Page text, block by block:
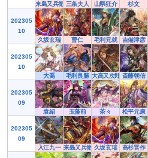
来島又兵衛 三条夫人 山県狂介 杉文
202305
10
久坂玄瑞
曹仁 毛利元就 吉備津彦
202305
10
大喬
毛利良勝 大高又次郎 斎藤朝信
202305
09
袁紹
玉藻前 茶々 松平元康
202305
09
入江九一 来島又兵衛 久坂玄瑞 高杉晋作